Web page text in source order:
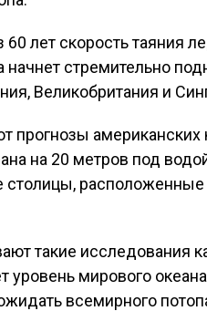
лет скорость таяния
стремительно
Великобритания и
американских
на 20 метров под
расположенные
такие исследования
мирового
всемирного